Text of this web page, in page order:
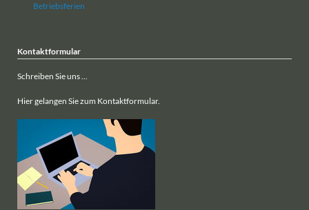
Betriebsferien
Kontaktformular
Schreiben Sie uns ...
Hier gelangen Sie zum Kontaktformular.